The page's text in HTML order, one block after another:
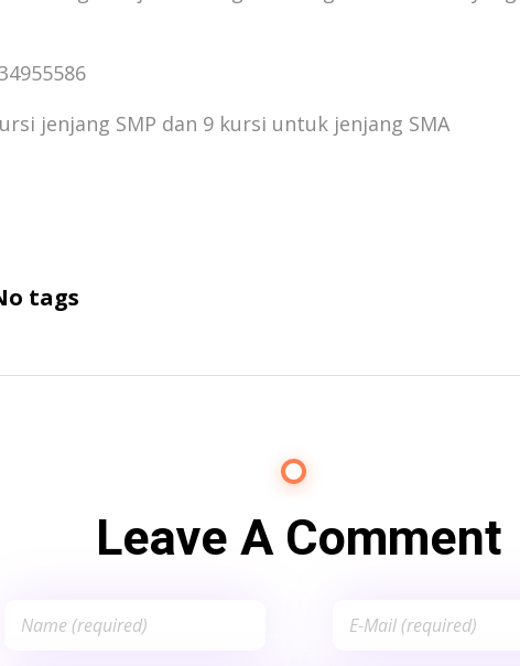
jenjang SMP dan 9 kursi untuk jenjang SMA
tags
Leave A Comment